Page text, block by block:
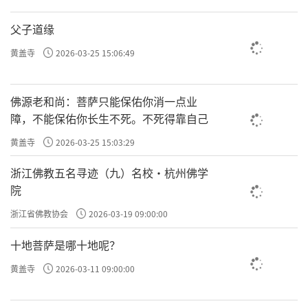
父子道缘
黄盖寺 2026-03-25 15:06:49
佛源老和尚：菩萨只能保佑你消一点业
障，不能保佑你长生不死。不死得靠自己
黄盖寺 2026-03-25 15:03:29
浙江佛教五名寻迹（九）名校·杭州佛学
院
浙江省佛教协会 2026-03-19 09:00:00
十地菩萨是哪十地呢？
黄盖寺 2026-03-11 09:00:00